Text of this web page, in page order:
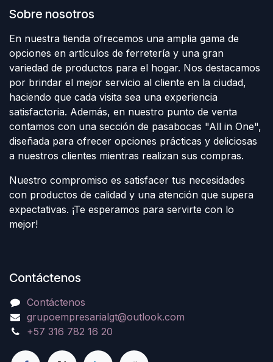
Sobre nosotros
En nuestra tienda ofrecemos una amplia gama de
opciones en artículos de ferretería y una gran
variedad de productos para el hogar. Nos destacamos
por brindar el mejor servicio al cliente en la ciudad,
haciendo que cada visita sea una experiencia
satisfactoria. Además, en nuestro punto de venta
contamos con una sección de pasabocas "All in One",
diseñada para ofrecer opciones prácticas y deliciosas
a nuestros clientes mientras realizan sus compras.
Nuestro compromiso es satisfacer tus necesidades
con productos de calidad y una atención que supera
expectativas. ¡Te esperamos para servirte con lo
mejor!
Contáctenos
Contáctenos
grupoempresarialgt@outlook.com
+57 316 782 16 20